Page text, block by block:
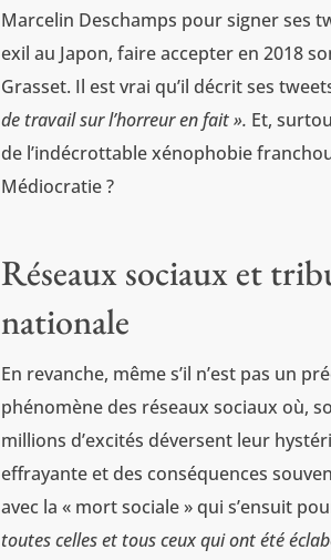
Marcelin Deschamps pour signer ses
exil au Japon, faire accepter en 2018
Grasset. Il est vrai qu’il décrit ses
de travail sur l’horreur en fait ». Et,
de l’indécrottable xénophobie
Médiocratie ?
Réseaux sociaux et
nationale
En revanche, même s’il n’est pas un
phénomène des réseaux sociaux où,
millions d’excités déversent leur
effrayante et des conséquences
avec la « mort sociale » qui s’ensuit
toutes celles et tous ceux qui ont été